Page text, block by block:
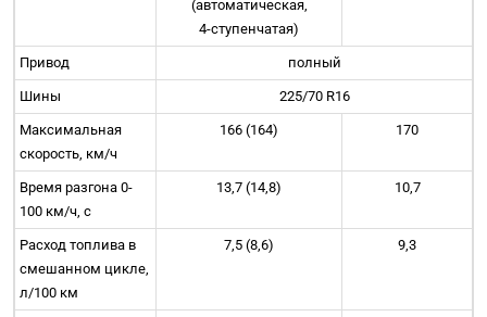
(автоматическая,
4-ступенчатая)
Привод полный
Шины 225/70 R16
Максимальная
скорость, км/ч
166 (164) 170
Время разгона 0-
100 км/ч, с
13,7 (14,8) 10,7
Расход топлива в
смешанном цикле,
л/100 км
7,5 (8,6) 9,3